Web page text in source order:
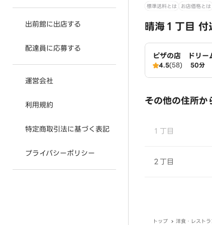
出前館に出店する
配達員に応募する
運営会社
利用規約
特定商取引法に基づく表記
プライバシーポリシー
標準送料とは お店価格とは
晴海１丁目 付
ピザの店 ドリ
店4.5(58) 50分
その他の住所か
１丁目
２丁目
トップ 洋食・レストラ